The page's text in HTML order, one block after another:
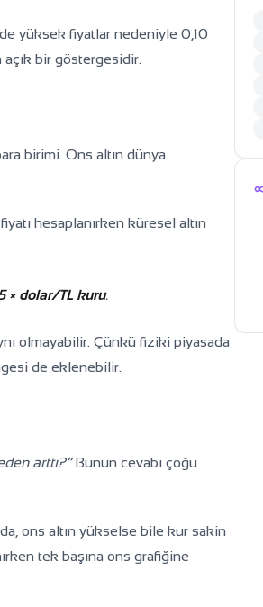
yüksek fiyatlar nedeniyle 0,10
bir göstergesidir.
birimi. Ons altın dünya
hesaplanırken küresel altın
× dolar/TL kuru.
olmayabilir. Çünkü fiziki piyasada
de eklenebilir.
arttı?”Bunun cevabı çoğu
ons altın yükselse bile kur sakin
tek başına ons grafiğine